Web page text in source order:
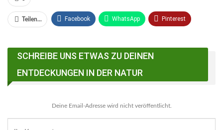
Teilen... Facebook WhatsApp Pinterest
Facebook Messenger
SCHREIBE UNS ETWAS ZU DEINEN
ENTDECKUNGEN IN DER NATUR
Deine Email-Adresse wird nicht veröffentlicht.